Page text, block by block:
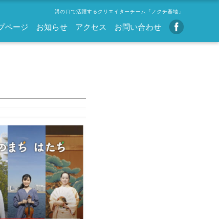
溝の口で活躍するクリエイターチーム「ノクチ基地」
ページ お知らせ アクセス お問い合わせ